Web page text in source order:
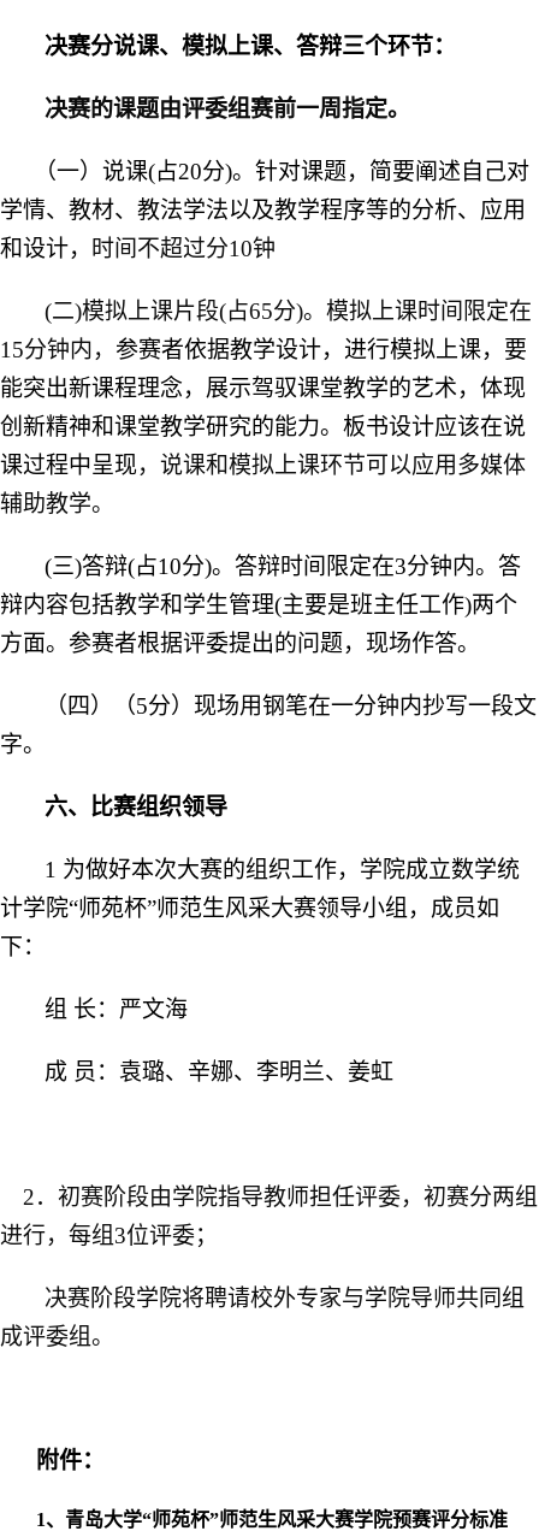
决赛分说课、模拟上课、答辩三个环节：
决赛的课题由评委组赛前一周指定。
（一）说课(占20分)。针对课题，简要阐述自己对
学情、教材、教法学法以及教学程序等的分析、应用
和设计，
时间不超过分10钟
(二)模拟上课片段(占65分)。模拟上课时间限定在
1 5分钟内， 参赛者依据教学设计，进行模拟上课，要
能突出新课程理念，展示驾驭课堂教学的艺术，体现
创新精神和课堂教学研究的能力。板书设计应该在说
课过程中呈现，说课和模拟上课环节可以应用多媒体
辅助教学。
(三)答辩(占10分)。答辩时间限定在3分钟内。答
辩内容包括教学和学生管理(主要是班主任工作)两个
方面。参赛者根据评委提出的问题，现场作答。
（四）（5分）现场用钢笔在一分钟内抄写一段文
字。
六、比赛组织领导
1 为做好本次大赛的组织工作，学院成立数学统
计学院“师苑杯”师范生风采大赛领导小组，成员如
下：
组 长： 严文海
成 员： 袁璐、 辛娜、李明兰、姜虹
2．初赛阶段由学院指导教师担任评委，初赛分两组
进行，每组3位评委；
决赛阶段学院将聘请校外专家与学院导师共同组
成评委组。
附件：
1、 青岛大学“师苑杯”师范生风采大赛学院预赛评分标准